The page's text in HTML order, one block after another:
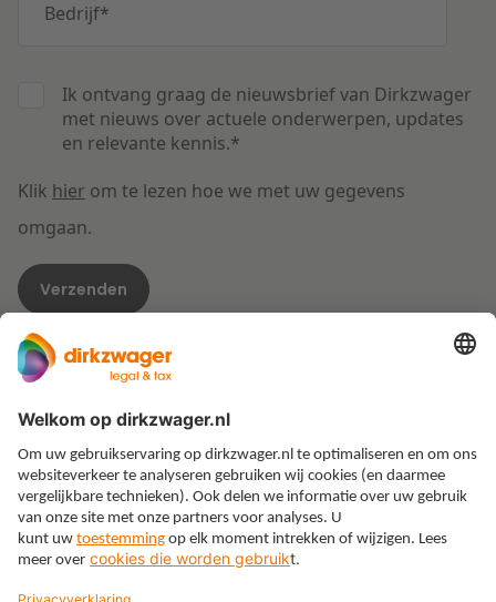
Bedrijf*
Ik ontvang graag de nieuwsbrief van Dirkzwager
met nieuws over actuele onderwerpen, updates
en relevante kennis.*
Klik hier om te lezen hoe we met uw gegevens
omgaan.
Expertises
Thema’s